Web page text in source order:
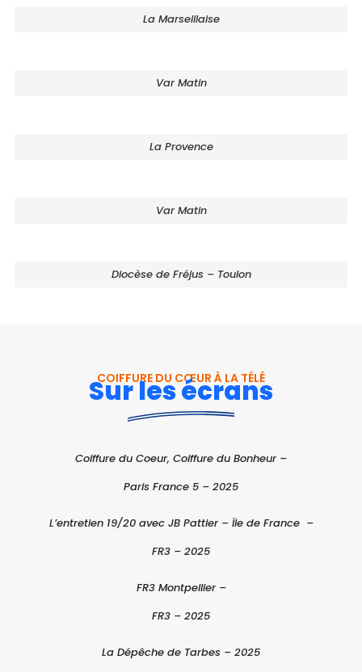
La Marseillaise
Var Matin
La Provence
Var Matin
Diocèse de Fréjus – Toulon
COIFFURE DU CŒUR À LA TÉLÉ
Sur les écrans
Coiffure du Coeur, Coiffure du Bonheur –
Paris France 5 – 2025
L’entretien 19/20 avec JB Pattier – Ïle de France –
FR3 – 2025
FR3 Montpellier –
FR3 – 2025
La Dépêche de Tarbes – 2025